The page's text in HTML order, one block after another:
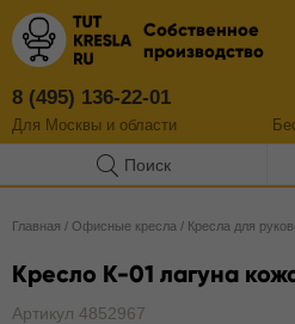
Собственное
производство
8 (495) 136-22-01
Для Москвы и области
Поиск
Главная / Офисные кресла / Кресла для
Кресло К-01 лагуна
Артикул 4852967